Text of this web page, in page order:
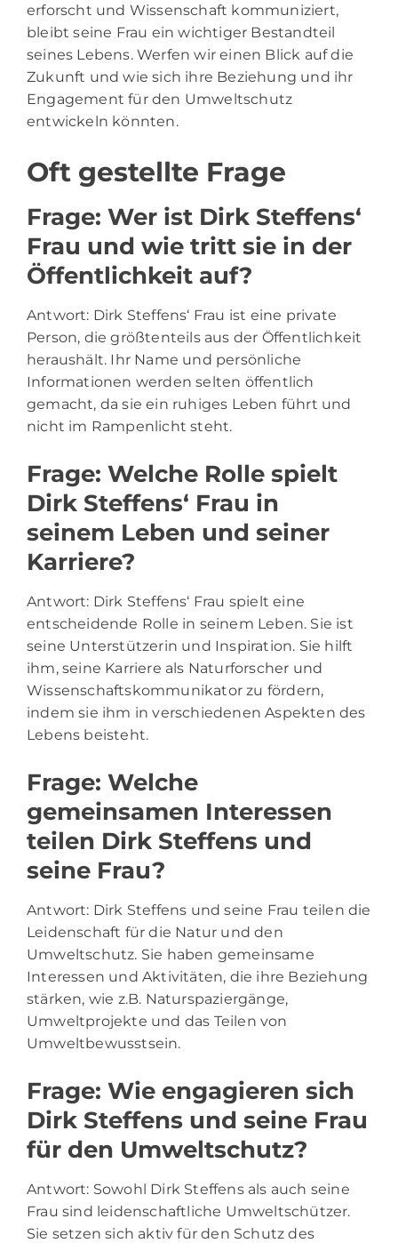
erforscht und Wissenschaft kommuniziert,
bleibt seine Frau ein wichtiger Bestandteil
seines Lebens. Werfen wir einen Blick auf die
Zukunft und wie sich ihre Beziehung und ihr
Engagement für den Umweltschutz
entwickeln könnten.
Oft gestellte Frage
Frage: Wer ist Dirk Steffens‘
Frau und wie tritt sie in der
Öffentlichkeit auf?
Antwort: Dirk Steffens‘ Frau ist eine private
Person, die größtenteils aus der Öffentlichkeit
heraushält. Ihr Name und persönliche
Informationen werden selten öffentlich
gemacht, da sie ein ruhiges Leben führt und
nicht im Rampenlicht steht.
Frage: Welche Rolle spielt
Dirk Steffens‘ Frau in
seinem Leben und seiner
Karriere?
Antwort: Dirk Steffens‘ Frau spielt eine
entscheidende Rolle in seinem Leben. Sie ist
seine Unterstützerin und Inspiration. Sie hilft
ihm, seine Karriere als Naturforscher und
Wissenschaftskommunikator zu fördern,
indem sie ihm in verschiedenen Aspekten des
Lebens beisteht.
Frage: Welche
gemeinsamen Interessen
teilen Dirk Steffens und
seine Frau?
Antwort: Dirk Steffens und seine Frau teilen die
Leidenschaft für die Natur und den
Umweltschutz. Sie haben gemeinsame
Interessen und Aktivitäten, die ihre Beziehung
stärken, wie z.B. Naturspaziergänge,
Umweltprojekte und das Teilen von
Umweltbewusstsein.
Frage: Wie engagieren sich
Dirk Steffens und seine Frau
für den Umweltschutz?
Antwort: Sowohl Dirk Steffens als auch seine
Frau sind leidenschaftliche Umweltschützer.
Sie setzen sich aktiv für den Schutz des